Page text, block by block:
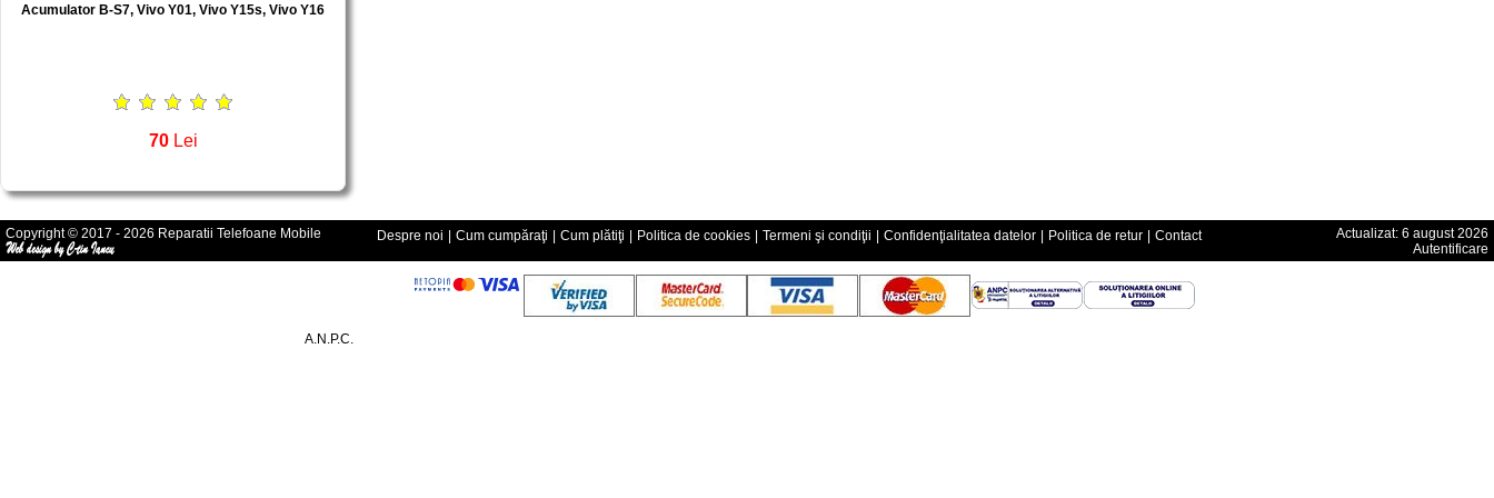
Acumulator B-S7, Vivo Y01, Vivo Y15s, Vivo Y16
70 Lei
Copyright © 2017 - 2026 Reparatii Telefoane Mobile Despre noi | Cum cumpăraţi | Cum plătiţi | Politica de cookies | Termeni şi condiţii | Confidenţialitatea datelor | Politica de retur | Contact
Actualizat: 6 august 2026
Autentificare
A.N.P.C.